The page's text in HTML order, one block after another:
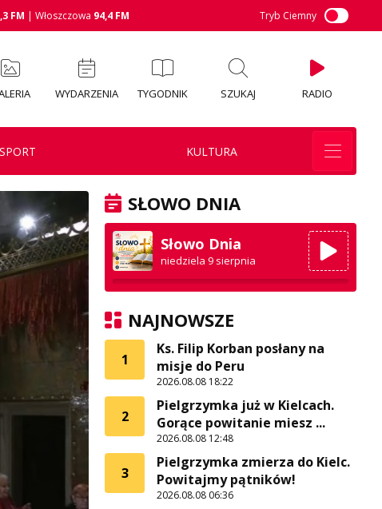
FM | Włoszczowa 94,4 FM Tryb Ciemny
WYDARZENIA TYGODNIK SZUKAJ RADIO
SPORT KULTURA
SŁOWO DNIA
Słowo Dnia
niedziela 9 sierpnia
NAJNOWSZE
1
Ks. Filip Korban posłany na
misje do Peru
2026.08.08 18:22
2
Pielgrzymka już w Kielcach.
Gorące powitanie miesz ...
2026.08.08 12:48
3
Pielgrzymka zmierza do Kielc.
Powitajmy pątników!
2026.08.08 06:36